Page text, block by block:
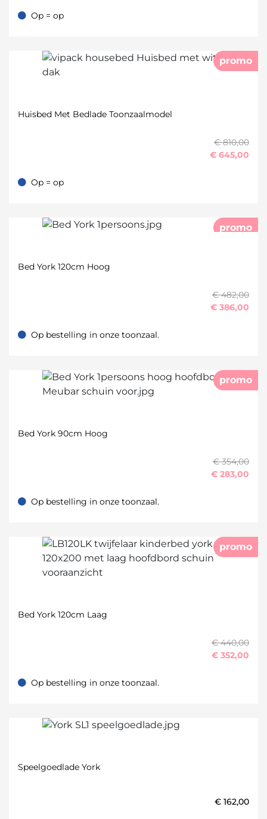
Op = op
Op = op
promo
Huisbed Met Bedlade Toonzaalmodel
€ 810,00
€ 645,00
Op = op
Op = op
promo
Bed York 120cm Hoog
€ 482,00
€ 386,00
Op bestelling in onze toonzaal.
Op bestelling in onze toonzaal.
promo
Bed York 90cm Hoog
€ 354,00
€ 283,00
Op bestelling in onze toonzaal.
Op bestelling in onze toonzaal.
promo
Bed York 120cm Laag
€ 440,00
€ 352,00
Op bestelling in onze toonzaal.
Op bestelling in onze toonzaal.
Speelgoedlade York
€ 162,00